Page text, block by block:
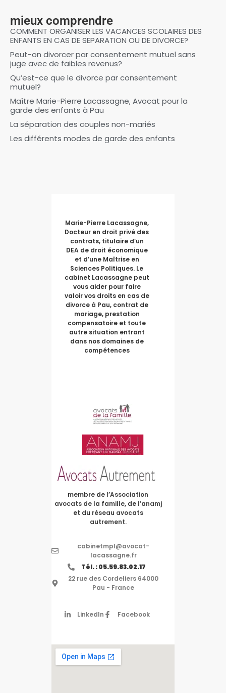
mieux comprendre
COMMENT ORGANISER LES VACANCES SCOLAIRES DES
ENFANTS EN CAS DE SEPARATION OU DE DIVORCE?
Peut-on divorcer par consentement mutuel sans
juge avec de faibles revenus?
Qu’est-ce que le divorce par consentement
mutuel?
Maître Marie-Pierre Lacassagne, Avocat pour la
garde des enfants à Pau
La séparation des couples non-mariés
Les différents modes de garde des enfants
Marie-Pierre Lacassagne,
Docteur en droit privé des
contrats, titulaire d’un
DEA de droit économique
et d’une Maîtrise en
Sciences Politiques. Le
cabinet Lacassagne peut
vous aider pour faire
valoir vos droits en cas de
divorce à Pau, contrat de
mariage, prestation
compensatoire et toute
autre situation entrant
dans nos domaines de
compétences
membre de l’Association
avocats de la famille, de l’anamj
et du réseau avocats
autrement.
cabinetmpl@avocat-
lacassagne.fr
Tél. : 05.59.83.02.17
22 rue des Cordeliers 64000
Pau - France
LinkedIn Facebook